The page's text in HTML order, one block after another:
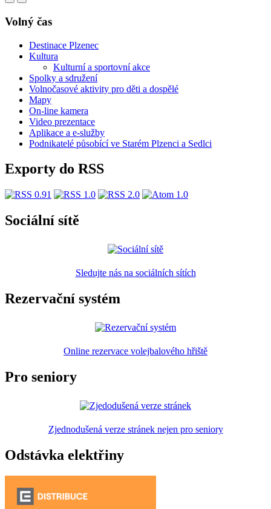
Volný čas
Destinace Plzenec
Kultura
Kulturní a sportovní akce
Spolky a sdružení
Volnočasové aktivity pro děti a dospělé
Mapy
On-line kamera
Video prezentace
Aplikace a e-služby
Podnikatelé působící ve Starém Plzenci a Sedlci
Exporty do RSS
Sociální sítě
Sledujte nás na sociálních sítích
Rezervační systém
Online rezervace volejbalového hřiště
Pro seniory
Zjednodušená verze stránek nejen pro seniory
Odstávka elektřiny